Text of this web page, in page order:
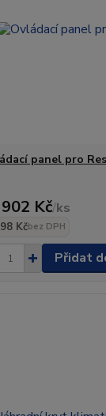
panel pro
Kč/ks
Kčbez DPH
Přidat